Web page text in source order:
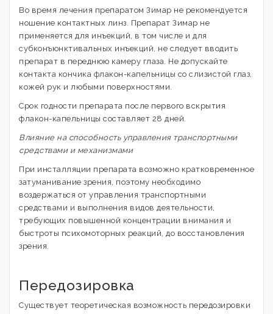
Во время лечения препаратом Зимар не рекомендуется
ношение контактных линз. Препарат Зимар не
применяется для инъекций, в том числе и для
субконъюнктивальных инъекций, не следует вводить
препарат в переднюю камеру глаза. Не допускайте
контакта кончика флакон-капельницы со слизистой глаз,
кожей рук и любыми поверхностями.
Срок годности препарата после первого вскрытия
флакон-капельницы составляет 28 дней.
Влияние на способность управления транспортными
средствами и механизмами
При инсталляции препарата возможно кратковременное
затуманивание зрения, поэтому необходимо
воздержаться от управления транспортными
средствами и выполнения видов деятельности,
требующих повышенной концентрации внимания и
быстроты психомоторных реакций, до восстановления
зрения.
Передозировка
Существует теоретическая возможность передозировки